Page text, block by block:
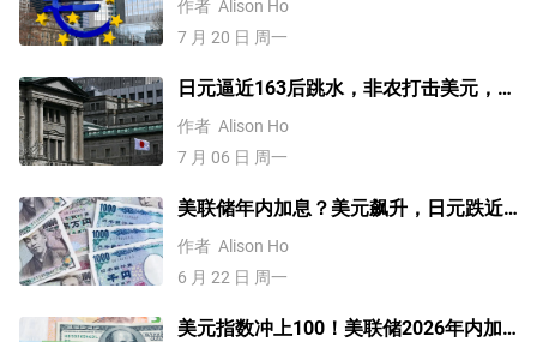
作者 Alison Ho
7 月 20 日 周一
日元逼近163后跳水，非农打击美元，未
来走势如何？【外汇周报】
作者 Alison Ho
7 月 06 日 周一
美联储年内加息？美元飙升，日元跌近
162【外汇周报】
作者 Alison Ho
6 月 22 日 周一
美元指数冲上100！美联储2026年内加